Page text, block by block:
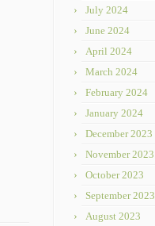
July 2024
June 2024
April 2024
March 2024
February 2024
January 2024
December 2023
November 2023
October 2023
September 2023
August 2023